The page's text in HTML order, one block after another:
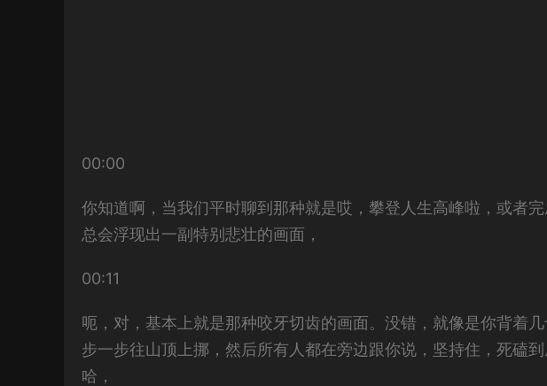
00:00
你知道啊，当我们平时聊到那种就是哎，攀登人生高峰啦，或者
总会浮现出一副特别悲壮的画面，
00:11
呃，对，基本上就是那种咬牙切齿的画面。没错，就像是你背着
步一步往山顶上挪，然后所有人都在旁边跟你说，坚持住，死磕
哈，